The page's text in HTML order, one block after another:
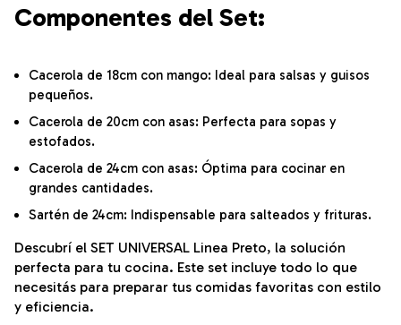
Componentes del Set:
Cacerola de 18cm con mango: Ideal para salsas y guisos
pequeños.
Cacerola de 20cm con asas: Perfecta para sopas y
estofados.
Cacerola de 24cm con asas: Óptima para cocinar en
grandes cantidades.
Sartén de 24cm: Indispensable para salteados y frituras.
Descubrí el SET UNIVERSAL Linea Preto, la solución
perfecta para tu cocina. Este set incluye todo lo que
necesitás para preparar tus comidas favoritas con estilo
y eficiencia.